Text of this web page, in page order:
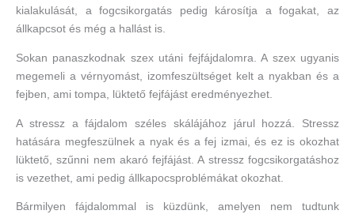
kialakulását, a fogcsikorgatás pedig károsítja a fogakat, az
állkapcsot és még a hallást is.
Sokan panaszkodnak szex utáni fejfájdalomra. A szex ugyanis
megemeli a vérnyomást, izomfeszültséget kelt a nyakban és a
fejben, ami tompa, lüktető fejfájást eredményezhet.
A stressz a fájdalom széles skálájához járul hozzá. Stressz
hatására megfeszülnek a nyak és a fej izmai, és ez is okozhat
lüktető, szűnni nem akaró fejfájást. A stressz fogcsikorgatáshoz
is vezethet, ami pedig állkapocsproblémákat okozhat.
Bármilyen fájdalommal is küzdünk, amelyen nem tudtunk